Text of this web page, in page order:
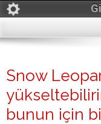
Snow
bunun için